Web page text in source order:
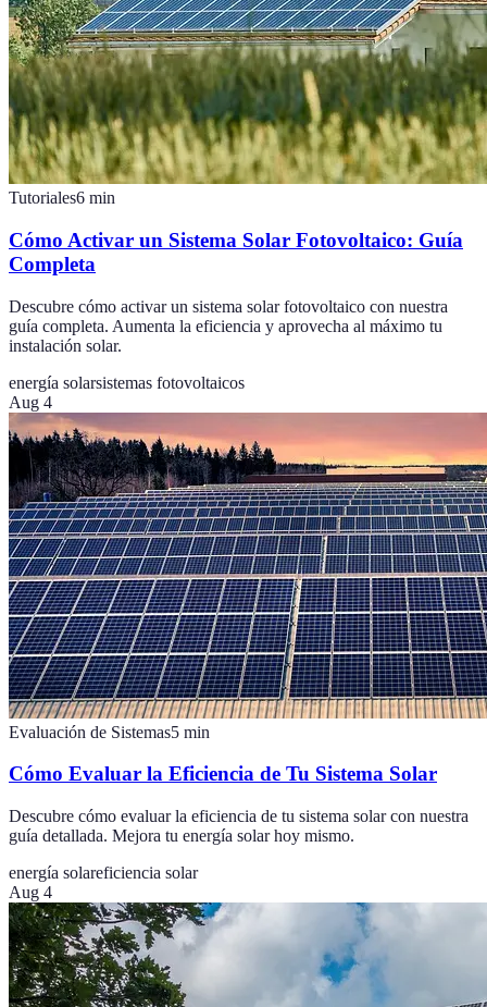
Tutoriales6 min
Cómo Activar un Sistema Solar Fotovoltaico: Guía
Completa
Descubre cómo activar un sistema solar fotovoltaico con nuestra
guía completa. Aumenta la eficiencia y aprovecha al máximo tu
instalación solar.
energía solarsistemas fotovoltaicos
Aug 4
Evaluación de Sistemas5 min
Cómo Evaluar la Eficiencia de Tu Sistema Solar
Descubre cómo evaluar la eficiencia de tu sistema solar con nuestra
guía detallada. Mejora tu energía solar hoy mismo.
energía solareficiencia solar
Aug 4